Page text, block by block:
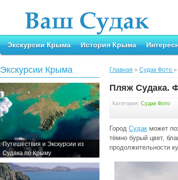
Экскурсии Крыма История Крыма
Экскурсии Крыма
Путешествия и Экскурсии из
Судака по Крыму
Главная » Судак Фото »
Пляж Судака.
Категория: Судак Фото
Город Судак может
тёмно бурый цвет,
продолжительности